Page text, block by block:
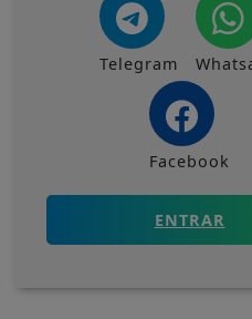
Telegram
Facebook
ENTRAR